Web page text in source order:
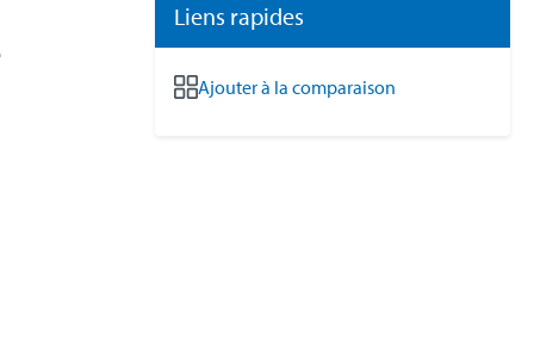
Liens rapides
Ajouter à la comparaison